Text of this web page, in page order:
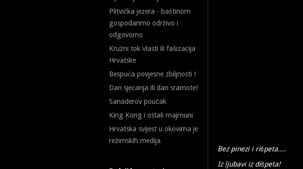
Plitvička jezera - baštinom
gospodarimo održivo i
odgovorno
Kružni tok vlasti ili fašizacija
Hrvatske
Bespuća povjesne zbiljnosti !
Dan sjećanja ili dan sramote!
Sanaderov poučak
King Kong i ostali majmuni
Hrvatska svijest u okovima je
režimskih medija
Bez pinezi i rišpeta....
Iz ljubavi iz dišpeta!